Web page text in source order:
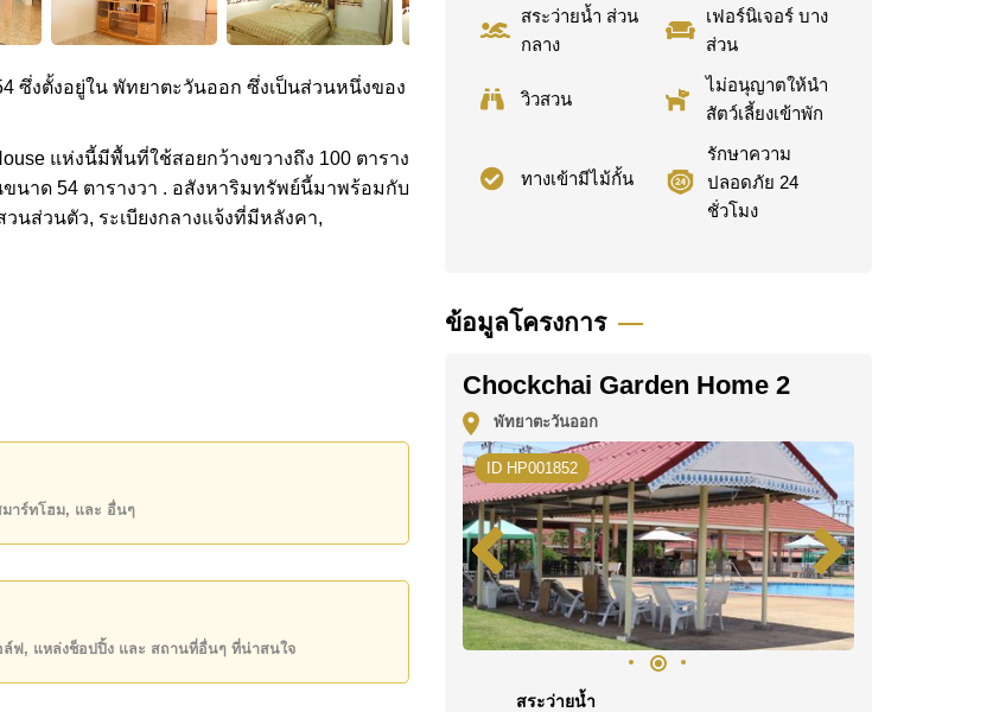
ซึ่งตั้งอยู่ใน พัทยาตะวันออก ซึ่งเป็นส่วนหนึ่งของ
แห่งนี้มีพื้นที่ใช้สอยกว้างขวางถึง 100 ตาราง
นาด 54 ตารางวา . อสังหาริมทรัพย์นี้มาพร้อมกับ
นส่วนตัว, ระเบียงกลางแจ้งที่มีหลังคา,
ง ได้แก่ รักษาความปลอดภัย 24 ชั่วโมง, ทางเข้า
อเดือน
าเป็นราคาสำหรับสัญญาเช่า 1 ปี และต้องวาง
เมลinfo@cornerstone.co.th
มาร์ทโฮม, และ อื่นๆ
ล์ฟ, แหล่งช็อปปิ้ง และ สถานที่อื่นๆ ที่น่าสนใจ
สระว่ายน้ำ ส่วน
กลาง
เฟอร์นิเจอร์ บาง
ส่วน
วิวสวน
ไม่อนุญาตให้นำ
สัตว์เลี้ยงเข้าพัก
ทางเข้ามีไม้กั้น
รักษาความ
ปลอดภัย 24
ชั่วโมง
ข้อมูลโครงการ
Chockchai Garden Home 2
พัทยาตะวันออก
ID HP001852
สระว่ายน้ำ